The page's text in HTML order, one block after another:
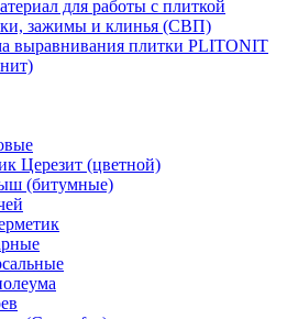
для работы с плиткой
зажимы и клинья (СВП)
выравнивания плитки PLITONIT
Церезит (цветной)
(битумные)